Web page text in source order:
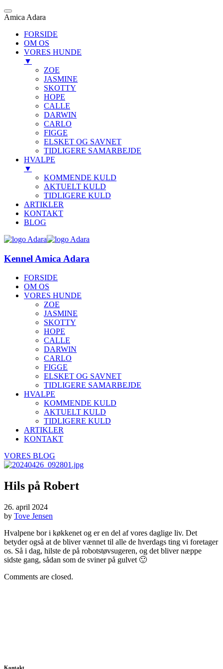
Amica Adara
FORSIDE
OM OS
VORES HUNDE
▼
ZOE
JASMINE
SKOTTY
HOPE
CALLE
DARWIN
CARLO
FIGGE
ELSKET OG SAVNET
TIDLIGERE SAMARBEJDE
HVALPE
▼
KOMMENDE KULD
AKTUELT KULD
TIDLIGERE KULD
ARTIKLER
KONTAKT
BLOG
Kennel Amica Adara
FORSIDE
OM OS
VORES HUNDE
ZOE
JASMINE
SKOTTY
HOPE
CALLE
DARWIN
CARLO
FIGGE
ELSKET OG SAVNET
TIDLIGERE SAMARBEJDE
HVALPE
KOMMENDE KULD
AKTUELT KULD
TIDLIGERE KULD
ARTIKLER
KONTAKT
VORES BLOG
Hils på Robert
26. april 2024
by Tove Jensen
Hvalpene bor i køkkenet og er en del af vores daglige liv. Det
betyder også at de bliver vænnet til alle de hverdags ting vi foretager
os. Så i dag, hilste de på robotstøvsugeren, og det bliver næppe
sidste gang, sådan som de sviner på gulvet 🙂
Comments are closed.
Kontakt